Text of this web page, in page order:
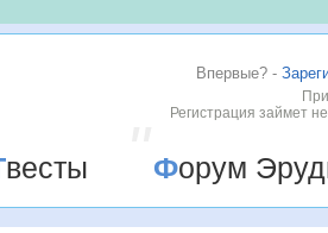
Впервые? -
Регистрация займет
Твесты Форум